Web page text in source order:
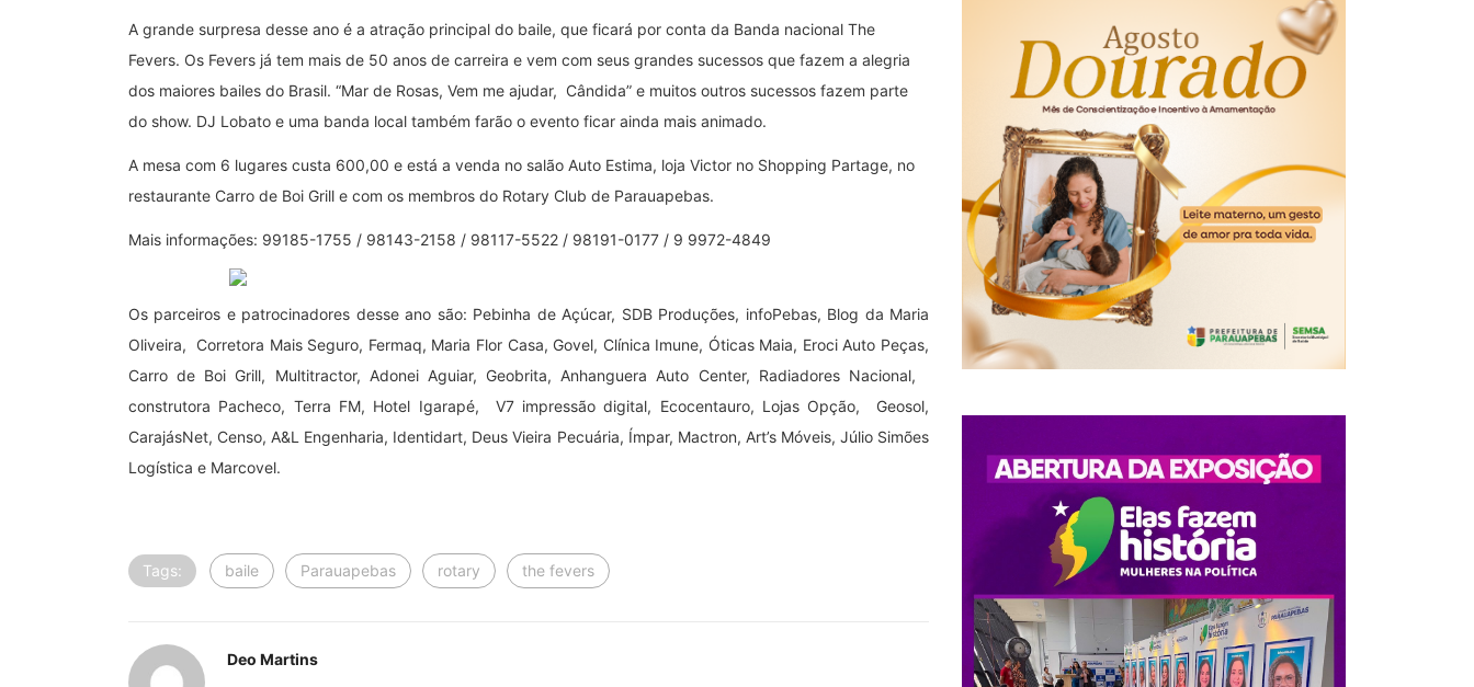
A grande surpresa desse ano é a atração principal do baile, que ficará por conta da Banda nacional The
Fevers. Os Fevers já tem mais de 50 anos de carreira e vem com seus grandes sucessos que fazem a alegria
dos maiores bailes do Brasil. “Mar de Rosas, Vem me ajudar, Cândida” e muitos outros sucessos fazem parte
do show. DJ Lobato e uma banda local também farão o evento ficar ainda mais animado.
A mesa com 6 lugares custa 600,00 e está a venda no salão Auto Estima, loja Victor no Shopping Partage, no
restaurante Carro de Boi Grill e com os membros do Rotary Club de Parauapebas.
Mais informações: 99185-1755 / 98143-2158 / 98117-5522 / 98191-0177 / 9 9972-4849
Os parceiros e patrocinadores desse ano são: Pebinha de Açúcar, SDB Produções, infoPebas, Blog da Maria
Oliveira, Corretora Mais Seguro, Fermaq, Maria Flor Casa, Govel, Clínica Imune, Óticas Maia, Eroci Auto Peças,
Carro de Boi Grill, Multitractor, Adonei Aguiar, Geobrita, Anhanguera Auto Center, Radiadores Nacional,
construtora Pacheco, Terra FM, Hotel Igarapé, V7 impressão digital, Ecocentauro, Lojas Opção, Geosol,
CarajásNet, Censo, A&L Engenharia, Identidart, Deus Vieira Pecuária, Ímpar, Mactron, Art’s Móveis, Júlio Simões
Logística e Marcovel.
Tags: baile Parauapebas rotary the fevers
Deo Martins